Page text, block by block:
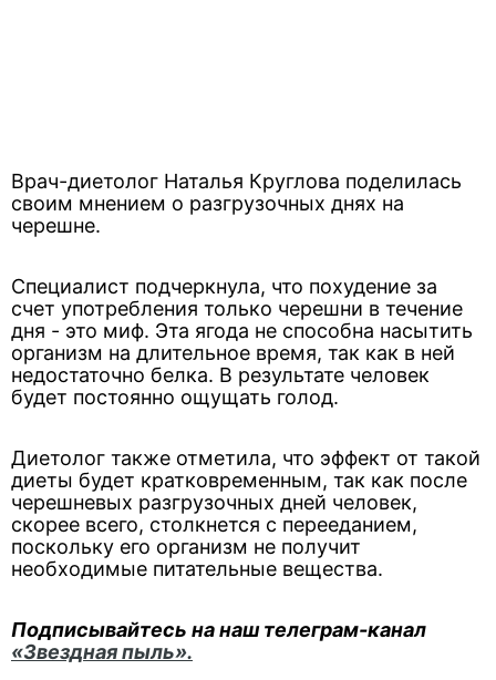
Врач-диетолог Наталья Круглова поделилась
своим мнением о разгрузочных днях на
черешне.
Специалист подчеркнула, что похудение за
счет употребления только черешни в течение
дня - это миф. Эта ягода не способна насытить
организм на длительное время, так как в ней
недостаточно белка. В результате человек
будет постоянно ощущать голод.
Диетолог также отметила, что эффект от такой
диеты будет кратковременным, так как после
черешневых разгрузочных дней человек,
скорее всего, столкнется с перееданием,
поскольку его организм не получит
необходимые питательные вещества.
Подписывайтесь на наш телеграм-канал
«Звездная пыль».